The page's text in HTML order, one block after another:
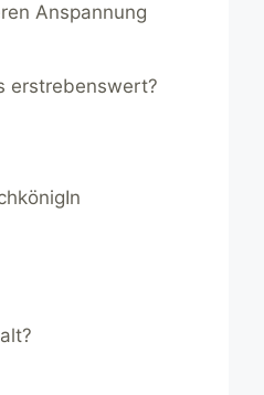
Anspannung
erstrebenswert?